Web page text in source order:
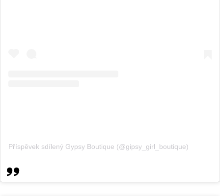
Příspěvek sdílený Gypsy Boutique (@gipsy_girl_boutique)